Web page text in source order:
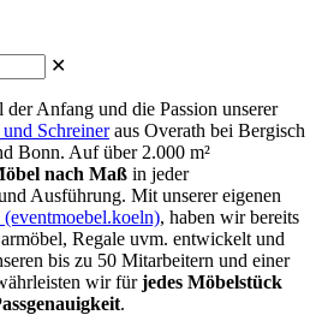
✕
Anfang und die Passion unserer
Schreineraus Overath bei Bergisch
Bonn. Auf über 2.000 m²
nach Maß in jeder
Ausführung. Mit unserer eigenen
, haben wir bereits
Regale uvm. entwickelt und
bis zu 50 Mitarbeitern und einer
wir fürjedes Möbelstück
.